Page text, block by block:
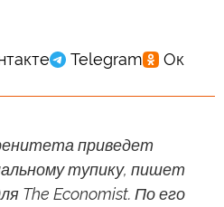
приведет
тупику, пишет
The Economist. По его